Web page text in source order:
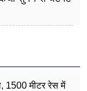
1500 मीटर रेस में